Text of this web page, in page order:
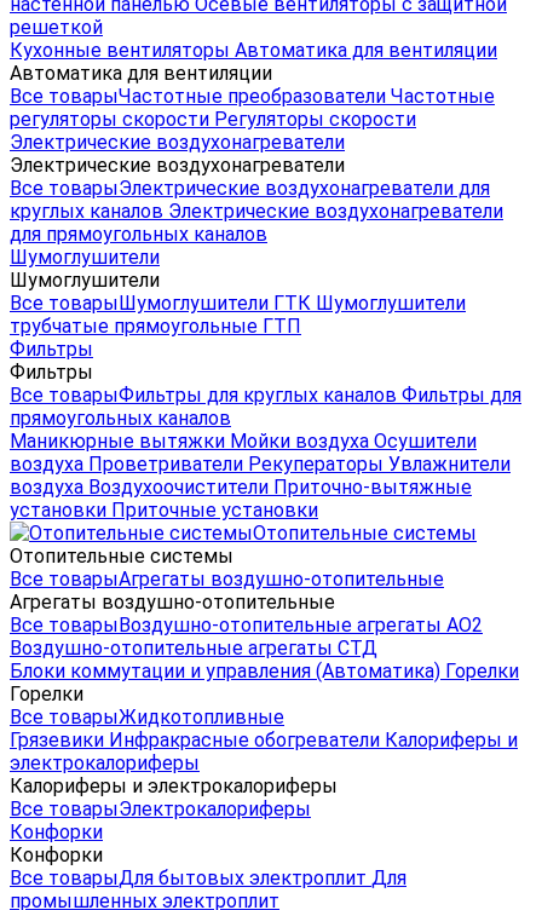
решеткой
Кухонные вентиляторы Автоматика для вентиляции
Автоматика для вентиляции
Все товарыЧастотные преобразователи Частотные
регуляторы скорости Регуляторы скорости
Электрические воздухонагреватели
Электрические воздухонагреватели
Все товарыЭлектрические воздухонагреватели для
круглых каналов Электрические воздухонагреватели
для прямоугольных каналов
Шумоглушители
Шумоглушители
Все товарыШумоглушители ГТК Шумоглушители
трубчатые прямоугольные ГТП
Фильтры
Фильтры
Все товарыФильтры для круглых каналов Фильтры для
прямоугольных каналов
Маникюрные вытяжки Мойки воздуха Осушители
воздуха Проветриватели Рекуператоры Увлажнители
воздуха Воздухоочистители Приточно-вытяжные
установки Приточные установки
Отопительные системы
Отопительные системы
Все товарыАгрегаты воздушно-отопительные
Агрегаты воздушно-отопительные
Все товарыВоздушно-отопительные агрегаты АО2
Воздушно-отопительные агрегаты СТД
Блоки коммутации и управления (Автоматика) Горелки
Горелки
Все товарыЖидкотопливные
Грязевики Инфракрасные обогреватели Калориферы и
электрокалориферы
Калориферы и электрокалориферы
Все товарыЭлектрокалориферы
Конфорки
Конфорки
Все товарыДля бытовых электроплит Для
промышленных электроплит